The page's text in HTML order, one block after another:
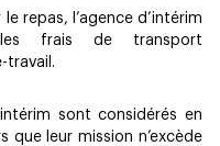
repas, l’agence d’intérim
les frais de transport
travail.
sont considérés en
que leur mission n’excède